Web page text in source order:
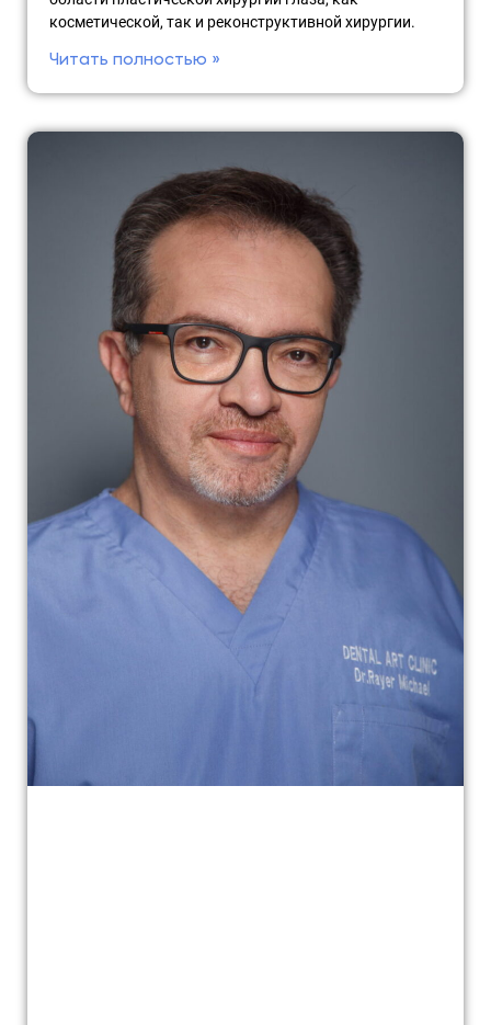
косметической, так и реконструктивной хирургии.
Читать полностью »